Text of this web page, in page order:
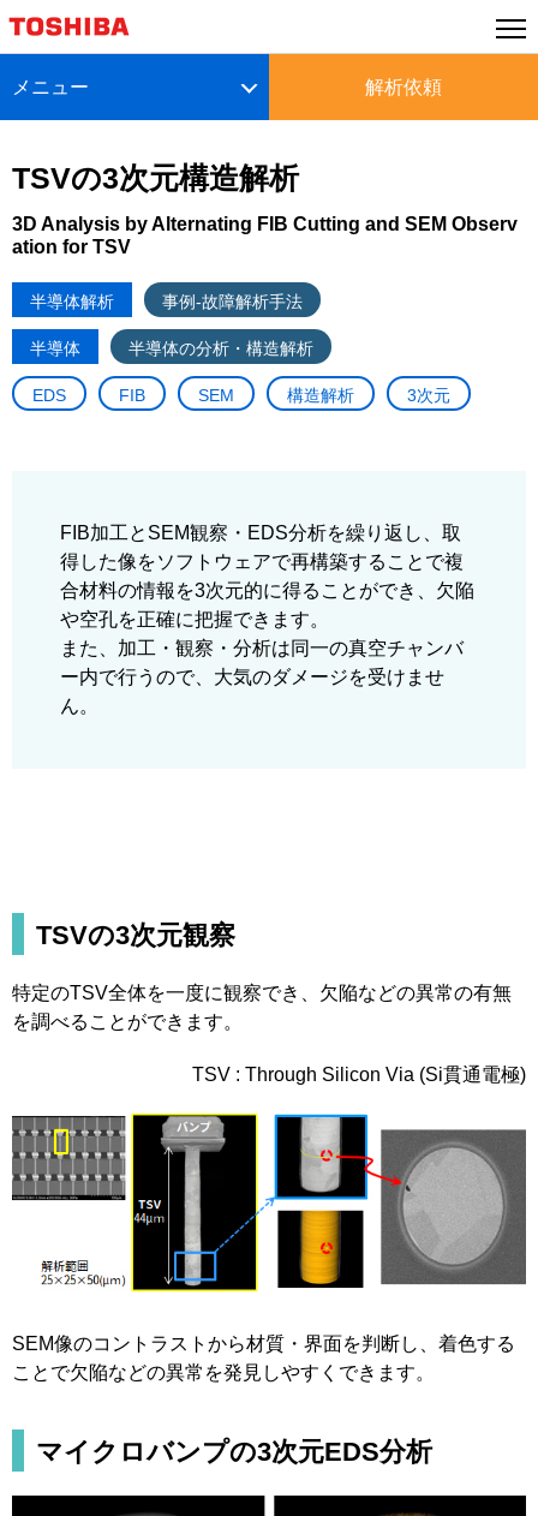
TSVの3次元構造解析
3D Analysis by Alternating FIB Cutting and SEM Observ
ation for TSV
半導体解析 事例-故障解析手法
半導体 半導体の分析・構造解析
EDS FIB SEM 構造解析 3次元
FIB加工とSEM観察・EDS分析を繰り返し、取
得した像をソフトウェアで再構築することで複
合材料の情報を3次元的に得ることができ、欠陥
や空孔を正確に把握できます。
また、加工・観察・分析は同一の真空チャンバ
ー内で行うので、大気のダメージを受けませ
ん。
メニュー 解析依頼
TSVの3次元観察
特定のTSV全体を一度に観察でき、欠陥などの異常の有無
を調べることができます。
TSV : Through Silicon Via (Si貫通電極)
SEM像のコントラストから材質・界面を判断し、着色する
ことで欠陥などの異常を発見しやすくできます。
マイクロバンプの3次元EDS分析